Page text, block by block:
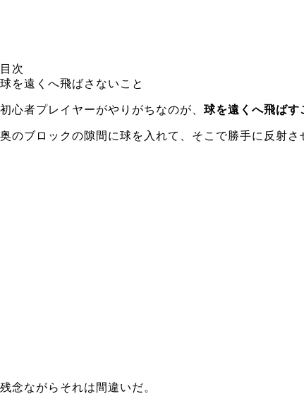
目次
球を遠くへ飛ばさないこと
初心者プレイヤーがやりがちなのが、 球を遠くへ飛ばす
奥のブロックの隙間に球を入れて、そこで勝手に反射さ
残念ながらそれは間違いだ。